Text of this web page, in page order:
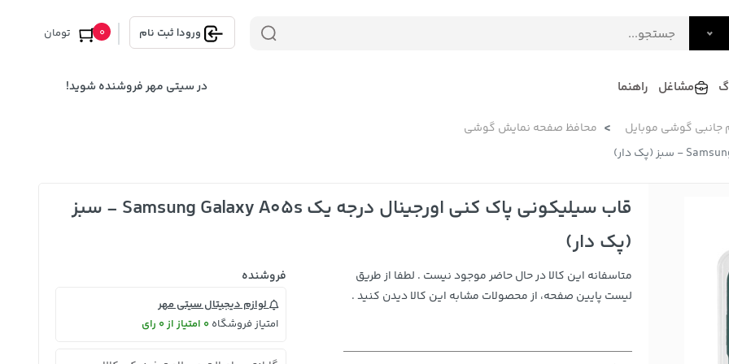
ورود| ثبت نام تومان 0
سرو و پذیرایی
لوازم حیوانات خانگی
مشاغل راهنما در سیتی مهر فروشنده شوید!
جانبی گوشی موبایل
محافظ صفحه نمایش گوشی
قاب سیلیکونی پاک کنی اورجینال درجه یک Samsung Galaxy A05s - سبز
(پک دار)
متاسفانه این کالا در حال حاضر موجود نیست . لطفا از طریق
لیست پایین صفحه، از محصولات مشابه این کالا دیدن کنید .
فروشنده
لوازم دیجیتال سیتی مهر
امتیاز فروشگاه0 امتیاز از 0 رای